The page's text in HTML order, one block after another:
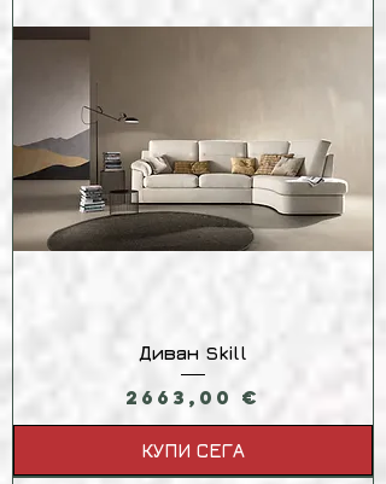
Диван Skill
Цена
2663,00 €
КУПИ СЕГА